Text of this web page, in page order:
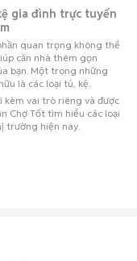
gia đình trực tuyến
quan trọng không thể
căn nhà thêm gọn
bạn. Một trong những
là các loại tủ, kệ.
kèm vai trò riêng và được
Chợ Tốt tìm hiểu các loại
trường hiện nay.